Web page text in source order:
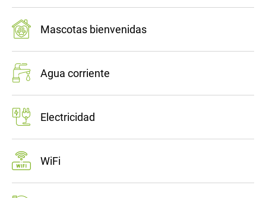
Mascotas bienvenidas
Agua corriente
Electricidad
WiFi